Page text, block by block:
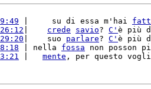
|     su di essa m'hai
crede savio? C' è più
|    suo parlare? C' è più
| nella fossa non posson
mente , per questo